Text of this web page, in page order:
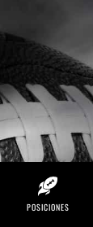
POSICIONES